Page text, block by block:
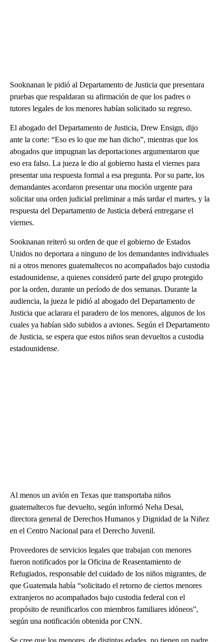
Sooknanan le pidió al Departamento de Justicia que presentara
pruebas que respaldaran su afirmación de que los padres o
tutores legales de los menores habían solicitado su regreso.
El abogado del Departamento de Justicia, Drew Ensign, dijo
ante la corte: “Eso es lo que me han dicho”, mientras que los
abogados que impugnan las deportaciones argumentaron que
eso era falso. La jueza le dio al gobierno hasta el viernes para
presentar una respuesta formal a esa pregunta. Por su parte, los
demandantes acordaron presentar una moción urgente para
solicitar una orden judicial preliminar a más tardar el martes, y la
respuesta del Departamento de Justicia deberá entregarse el
viernes.
Sooknanan reiteró su orden de que el gobierno de Estados
Unidos no deportara a ninguno de los demandantes individuales
ni a otros menores guatemaltecos no acompañados bajo custodia
estadounidense, a quienes consideró parte del grupo protegido
por la orden, durante un período de dos semanas. Durante la
audiencia, la jueza le pidió al abogado del Departamento de
Justicia que aclarara el paradero de los menores, algunos de los
cuales ya habían sido subidos a aviones. Según el Departamento
de Justicia, se espera que estos niños sean devueltos a custodia
estadounidense.
Al menos un avión en Texas que transportaba niños
guatemaltecos fue devuelto, según informó Neha Desai,
directora general de Derechos Humanos y Dignidad de la Niñez
en el Centro Nacional para el Derecho Juvenil.
Proveedores de servicios legales que trabajan con menores
fueron notificados por la Oficina de Reasentamiento de
Refugiados, responsable del cuidado de los niños migrantes, de
que Guatemala había “solicitado el retorno de ciertos menores
extranjeros no acompañados bajo custodia federal con el
propósito de reunificarlos con miembros familiares idóneos”,
según una notificación obtenida por CNN.
Se cree que los menores, de distintas edades, no tienen un padre